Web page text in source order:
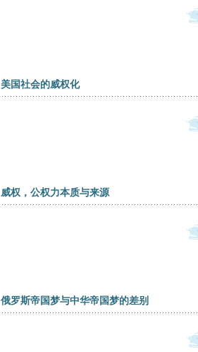
美国社会的威权化
威权，公权力本质与来源
俄罗斯帝国梦与中华帝国梦的差别